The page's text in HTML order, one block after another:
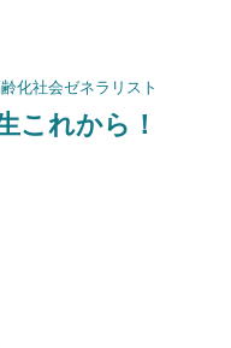
化社会ゼネラリスト
れから！